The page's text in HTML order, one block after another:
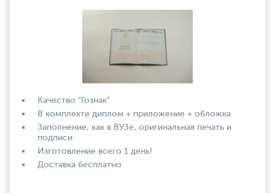
Качество "Гознак"
В комплекте диплом + приложение + обложка
Заполнение, как в ВУЗе, оригинальная печать и
подписи
Изготовление всего 1 день!
Доставка бесплатно